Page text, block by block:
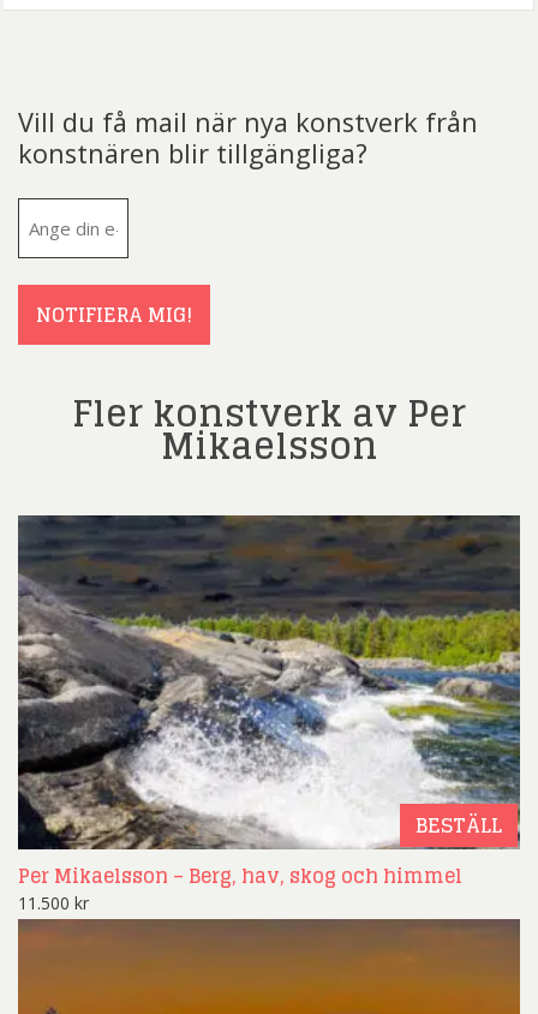
Vill du få mail när nya konstverk från
konstnären blir tillgängliga?
NOTIFIERA MIG!
Fler konstverk av Per
Mikaelsson
BESTÄLL
Per Mikaelsson – Berg, hav, skog och himmel
11.500 kr